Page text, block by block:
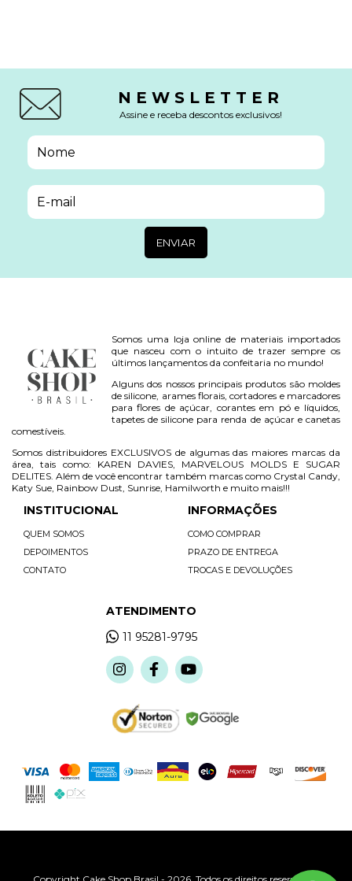
NEWSLETTER
Assine e receba descontos exclusivos!
Somos uma loja online de materiais importados
que nasceu com o intuito de trazer sempre os
últimos lançamentos da confeitaria no mundo!
Alguns dos nossos principais produtos são moldes
de silicone, arames florais, cortadores e marcadores
para flores de açúcar, corantes em pó e líquidos,
tapetes de silicone para renda de açúcar e canetas
comestíveis.
Somos distribuidores EXCLUSIVOS de algumas das maiores marcas da
área, tais como: KAREN DAVIES, MARVELOUS MOLDS E SUGAR
DELITES. Além de você encontrar também marcas como Crystal Candy,
Katy Sue, Rainbow Dust, Sunrise, Hamilworth e muito mais!!!
INSTITUCIONAL
QUEM SOMOS
DEPOIMENTOS
CONTATO
INFORMAÇÕES
COMO COMPRAR
PRAZO DE ENTREGA
TROCAS E DEVOLUÇÕES
ATENDIMENTO
11 95281-9795